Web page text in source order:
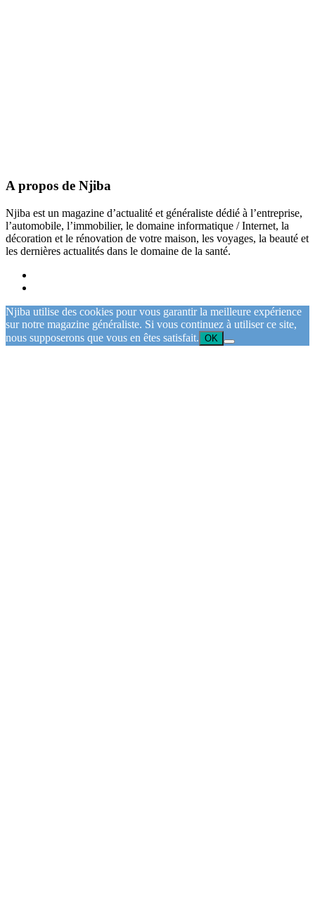
A propos de Njiba
Njiba est un magazine d’actualité et généraliste dédié à l’entreprise,
l’automobile, l’immobilier, le domaine informatique / Internet, la
décoration et le rénovation de votre maison, les voyages, la beauté et
les dernières actualités dans le domaine de la santé.
Njiba utilise des cookies pour vous garantir la meilleure expérience
sur notre magazine généraliste. Si vous continuez à utiliser ce site,
nous supposerons que vous en êtes satisfait. OK